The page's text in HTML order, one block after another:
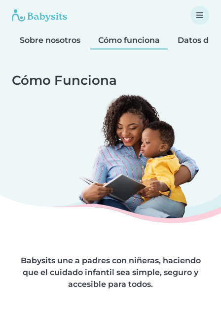
Sobre nosotros Cómo funciona Datos de
Cómo Funciona
Babysits une a padres con niñeras, haciendo
que el cuidado infantil sea simple, seguro y
accesible para todos.